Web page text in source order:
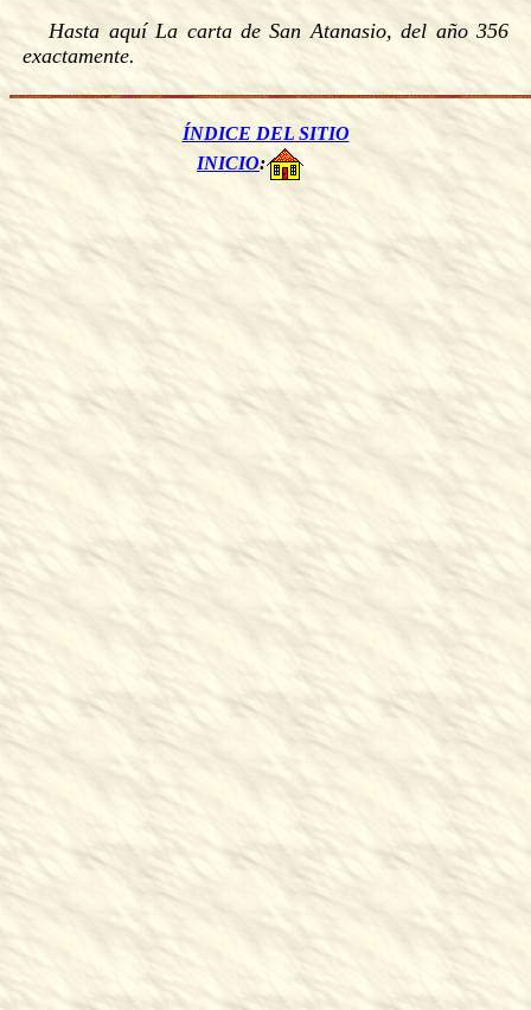
Hasta aquíLa carta de San Atanasio, del año 356
exactamente.
ÍNDICE DEL SITIO
INICIO: